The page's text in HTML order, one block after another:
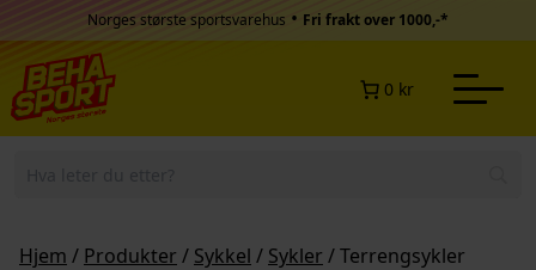
Hopp til innholdNorges største sportsvarehus • Fri frakt over 1000,-*
0 kr
Hjem / Produkter / Sykkel / Sykler / Terrengsykler